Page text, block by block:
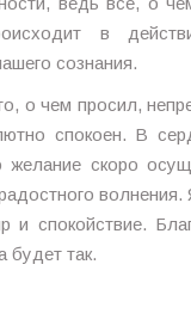
в
сознания.
о чем просил,
спокоен. В
желание скоро
волнения.
и спокойствие.
так.